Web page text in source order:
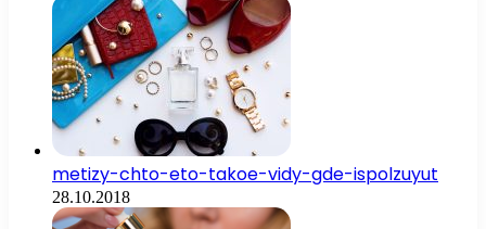
metizy-chto-eto-takoe-vidy-gde-ispolzuyut
28.10.2018